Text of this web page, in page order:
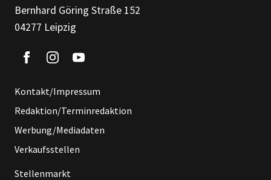
Bernhard Göring Straße 152
04277 Leipzig
Kontakt/Impressum
Redaktion/Terminredaktion
Werbung/Mediadaten
Verkaufsstellen
Stellenmarkt